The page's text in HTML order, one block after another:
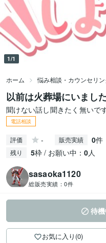
1/1
ホーム 悩み相談・カウンセリ
以前は火葬場にいま
聞けない話し聞きたく無いで
電話相談
評価 - 販売実績 0件
残り 5枠 / お願い中： 0人
sasaoka1120
総販売実績： 0件
待
お気に入り(0)